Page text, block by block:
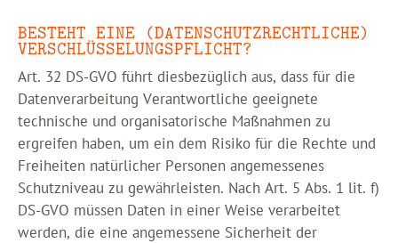
BESTEHT EINE (DATENSCHUTZRECHTLICHE)
VERSCHLÜSSELUNGSPFLICHT?
Art. 32 DS-GVO führt diesbezüglich aus, dass für die
Datenverarbeitung Verantwortliche geeignete
technische und organisatorische Maßnahmen zu
ergreifen haben, um ein dem Risiko für die Rechte und
Freiheiten natürlicher Personen angemessenes
Schutzniveau zu gewährleisten. Nach Art. 5 Abs. 1 lit. f)
DS-GVO müssen Daten in einer Weise verarbeitet
werden, die eine angemessene Sicherheit der